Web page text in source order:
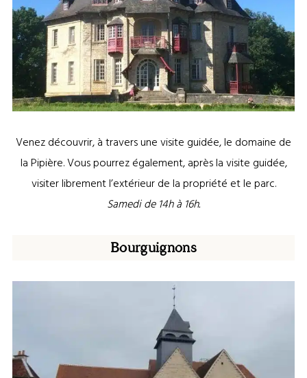
Venez découvrir, à travers une visite guidée, le domaine de
la Pipière. Vous pourrez également, après la visite guidée,
visiter librement l’extérieur de la propriété et le parc.
Samedi de 14h à 16h.
Bourguignons